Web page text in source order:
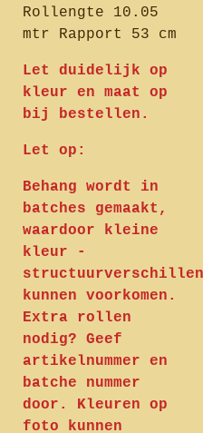
Rollengte 10.05
mtr Rapport 53 cm
Let duidelijk op
kleur en maat op
bij bestellen.
Let op:
Behang wordt in
batches gemaakt,
waardoor kleine
kleur -
structuurverschillen
kunnen voorkomen.
Extra rollen
nodig? Geef
artikelnummer en
batche nummer
door. Kleuren op
foto kunnen